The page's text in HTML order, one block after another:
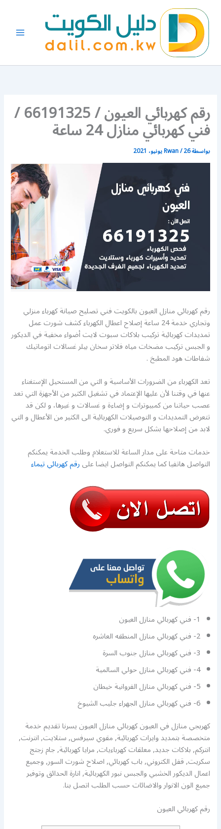
المحتوى
رقم كهربائي العيون / 66191325 /
فني كهربائي منازل 24 ساعة
بواسطة Rwan/26 يونيو، 2021
رقم كهربائي منازل العيون بالكويت فني تصليح صيانة كهرباء منزلي
وتجاري خدمة 24 ساعة إصلاح اعطال الكهرباء كشف شورت عمل
تمديدات كهربائية تركيب بلاكات سبوت لايت أضواء مخفية في الديكور
و الجبس تركيب مضخات مياه فلاتر سخان بيلر غسالات اتوماتيك
شفاطات هود المطبخ .
تعد الكهرباء من الضرورات الأساسية و التي من المستحيل الإستغناء
عنها في وقتنا لأن عليها الإعتماد في تشغيل الكثير من الأجهزة التي تعد
عصب حياتنا من كمبيوترات و إضاءة و غسالات و غيرها، و لكن قد
تتعرض التمديدات و التوصيلات الكهربائية الى الكثير من الأعطال و التي
لابد من إصلاحها بشكل سريع و فوري.
خدمات متاحة على مدار الساعة للاستعلام وطلب الخدمة يمكنكم
التواصل هاتفيا كما يمكنكم التواصل ايضا علىرقم كهربائي تيماء
1- فني كهربائي منازل العيون
2- فني كهربائي منازل المنطقه العاشره
3- فني كهربائي منازل جنوب السرة
4- فني كهربائي منازل حولي السالمية
5- فني كهربائي منازل الفروانية خيطان
6- فني كهربائي منازل الجهراء جليب الشيوخ
كهربجي منازل في العيون كهربائي منازل العيون يسرنا تقديم خدمة
متخصصة بتمديد وايرات كهربائية, مقوي سيرفس, ستلايت, انترنت,
انتركم, بلاكات جديد, معلقات كهرباءيات, مرايا كهربائية, جام زجتج
سكريت, قفل الكتروني, باب كهربائي, اصلاح شورت السور, وجميع
اعمال الديكور الخشبي والجبس نبور الكهربائية, انارة الحدائق وتوفير
جميع الون الانوار والاضائات حسب الطلب اتصل بنا.
رقم كهربائي العيون